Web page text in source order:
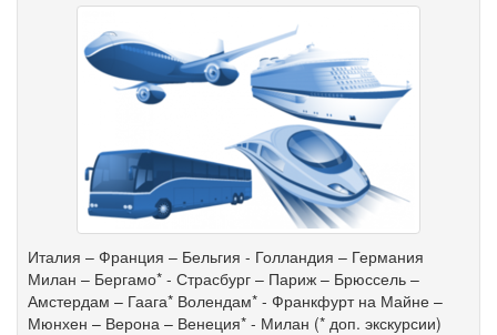
Италия – Франция – Бельгия - Голландия – Германия
Милан – Бергамо* - Страсбург – Париж – Брюссель –
Амстердам – Гаага* Волендам* - Франкфурт на Майне –
Мюнхен – Верона – Венеция* - Милан (* доп. экскурсии)